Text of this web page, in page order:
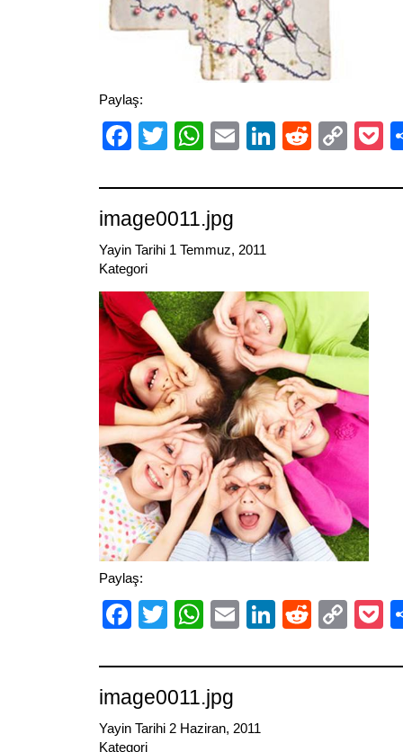
Paylaş:
Facebook
TwitterWhatsApp
EmailLinkedIn
Reddit
image0011.jpg
Yayin Tarihi 1 Temmuz, 2011
Kategori
Paylaş:
Facebook
TwitterWhatsApp
EmailLinkedIn
Reddit
image0011.jpg
Yayin Tarihi 2 Haziran, 2011
Kategori